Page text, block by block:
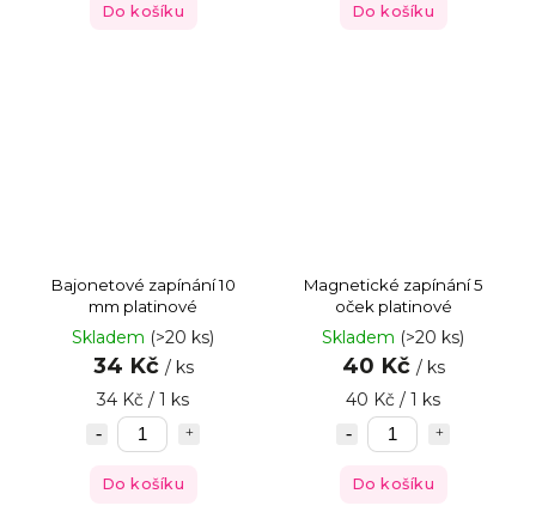
Do košíku Do košíku
Bajonetové zapínání 10
mm platinové
Skladem (>20 ks)
34 Kč / ks
34 Kč / 1 ks
Do košíku
Magnetické zapínání 5
oček platinové
Skladem (>20 ks)
40 Kč / ks
40 Kč / 1 ks
Do košíku